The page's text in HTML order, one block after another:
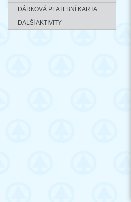
DÁRKOVÁ PLATEBNÍ KARTA
DALŠÍ AKTIVITY